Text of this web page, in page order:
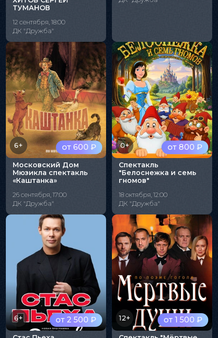
ТУМАНОВ
12 сентября, 18:00
ДК "Дружба"
от 600 ₽
6+
Московский Дом
Мюзикла спектакль
«Каштанка»
26 сентября, 17:00
ДК "Дружба"
от 800 ₽
0+
Спектакль
"Белоснежка и семь
гномов"
18 октября, 12:00
ДК "Дружба"
от 2 500 ₽
6+ от 1 500 ₽
12+